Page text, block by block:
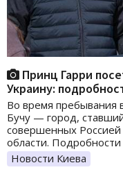
Принц Гарри
Украину:
Во время пребывания
Бучу — город,
совершенных Россией
области.
Новости Киева